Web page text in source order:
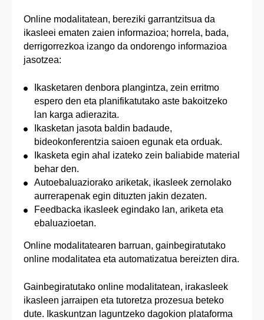
Online modalitatean, bereziki garrantzitsua da
ikasleei ematen zaien informazioa; horrela, bada,
derrigorrezkoa izango da ondorengo informazioa
jasotzea:
Ikasketaren denbora plangintza, zein erritmo
espero den eta planifikatutako aste bakoitzeko
lan karga adierazita.
Ikasketan jasota baldin badaude,
bideokonferentzia saioen egunak eta orduak.
Ikasketa egin ahal izateko zein baliabide material
behar den.
Autoebaluaziorako ariketak, ikasleek zernolako
aurrerapenak egin dituzten jakin dezaten.
Feedbacka ikasleek egindako lan, ariketa eta
ebaluazioetan.
Online modalitatearen barruan, gainbegiratutako
online modalitatea eta automatizatua bereizten dira.
Gainbegiratutako online modalitatean, irakasleek
ikasleen jarraipen eta tutoretza prozesua beteko
dute. Ikaskuntzan laguntzeko dagokion plataforma